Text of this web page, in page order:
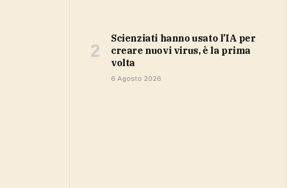
Scienziati hanno usato l’IA per
creare nuovi virus, è la prima
volta
6 Agosto 2026